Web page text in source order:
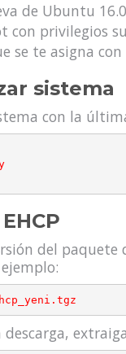
de Ubuntu
con privilegios
se te asigna
sistema
con la
del paquete